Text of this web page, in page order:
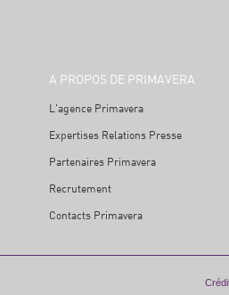
A PROPOS DE PRIMAVERA
L'agence Primavera
Expertises Relations Presse
Partenaires Primavera
Recrutement
Contacts Primavera